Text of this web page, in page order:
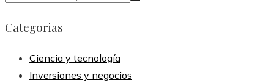
Categorias
Ciencia y tecnología
Inversiones y negocios